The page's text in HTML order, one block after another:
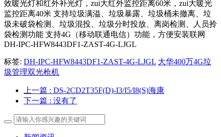
效暖光灯和红外补光灯，zui大红外监控距离60米，zui大暖光
监控距离40米 支持垃圾满溢、垃圾暴露、垃圾桶未撤离、垃
圾未破袋检测、垃圾混投、垃圾分时投放、离岗检测、人员拎
袋检测功能 支持4G（移动联通电信）功能，方便安装联网
DH-IPC-HFW8443DF1-ZAST-4G-LJGL
标签: DH-IPC-HFW8443DF1-ZAST-4G-LJGL 大华400万4G垃
圾管理双光枪机
上一篇 : DS-2CD2T35F(D)-I3/I5/I8(S)海康
下一篇 : 没有了